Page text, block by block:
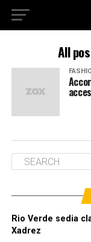
All
Rio Verde sedia
Xadrez